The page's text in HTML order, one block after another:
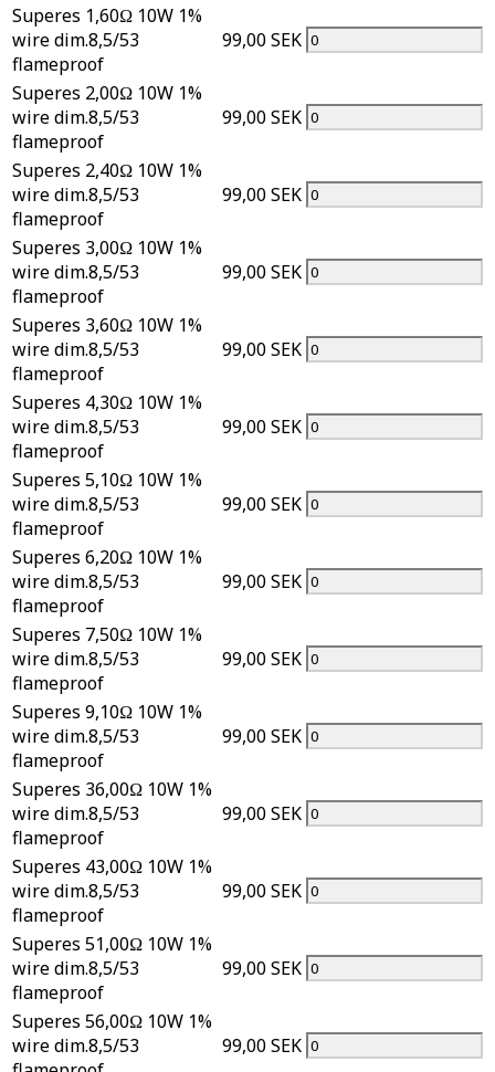
Superes 1,60Ω 10W 1%
wire dim.8,5/53
flameproof
99,00 SEK
Superes 2,00Ω 10W 1%
wire dim.8,5/53
flameproof
99,00 SEK
Superes 2,40Ω 10W 1%
wire dim.8,5/53
flameproof
99,00 SEK
Superes 3,00Ω 10W 1%
wire dim.8,5/53
flameproof
99,00 SEK
Superes 3,60Ω 10W 1%
wire dim.8,5/53
flameproof
99,00 SEK
Superes 4,30Ω 10W 1%
wire dim.8,5/53
flameproof
99,00 SEK
Superes 5,10Ω 10W 1%
wire dim.8,5/53
flameproof
99,00 SEK
Superes 6,20Ω 10W 1%
wire dim.8,5/53
flameproof
99,00 SEK
Superes 7,50Ω 10W 1%
wire dim.8,5/53
flameproof
99,00 SEK
Superes 9,10Ω 10W 1%
wire dim.8,5/53
flameproof
99,00 SEK
Superes 36,00Ω 10W 1%
wire dim.8,5/53
flameproof
99,00 SEK
Superes 43,00Ω 10W 1%
wire dim.8,5/53
flameproof
99,00 SEK
Superes 51,00Ω 10W 1%
wire dim.8,5/53
flameproof
99,00 SEK
Superes 56,00Ω 10W 1%
wire dim.8,5/53
99,00 SEK